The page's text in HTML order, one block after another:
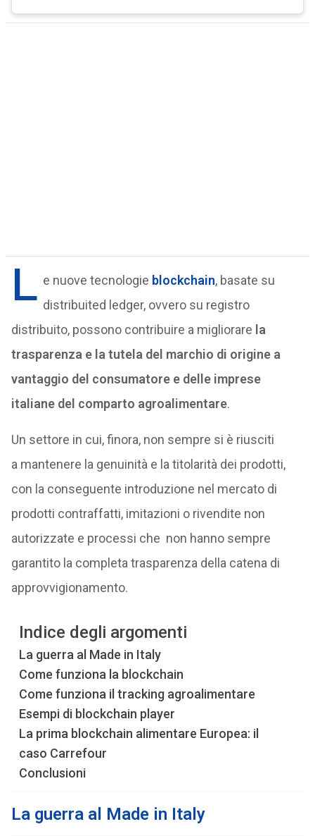
L e nuove tecnologie blockchain, basate su
distribuited ledger, ovvero su registro
distribuito, possono contribuire a migliorare la
trasparenza e la tutela del marchio di origine a
vantaggio del consumatore e delle imprese
italiane del comparto agroalimentare.
Un settore in cui, finora, non sempre si è riusciti
a mantenere la genuinità e la titolarità dei prodotti,
con la conseguente introduzione nel mercato di
prodotti contraffatti, imitazioni o rivendite non
autorizzate e processi che non hanno sempre
garantito la completa trasparenza della catena di
approvvigionamento.
Indice degli argomenti
La guerra al Made in Italy
Come funziona la blockchain
Come funziona il tracking agroalimentare
Esempi di blockchain player
La prima blockchain alimentare Europea: il
caso Carrefour
Conclusioni
La guerra al Made in Italy